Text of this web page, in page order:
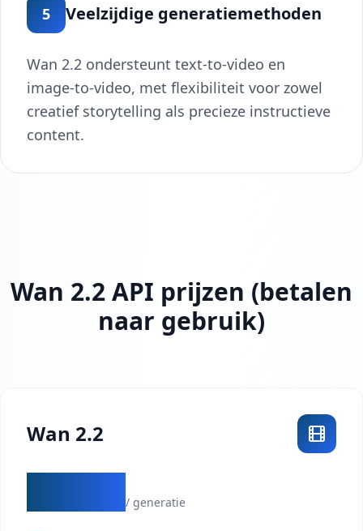
5 Veelzijdige generatiemethoden
Wan 2.2 ondersteunt text-to-video en
image-to-video, met flexibiliteit voor zowel
creatief storytelling als precieze instructieve
content.
Wan 2.2 API prijzen (betalen
naar gebruik)
Wan 2.2
/ generatie